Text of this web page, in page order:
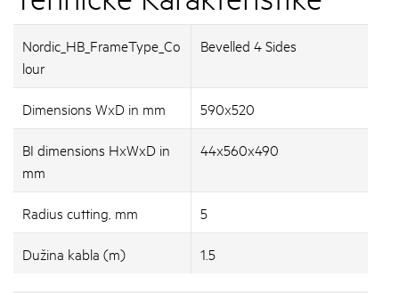
Nordic_HB_FrameType_Co
lour
Bevelled 4 Sides
Dimensions WxD in mm 590x520
BI dimensions HxWxD in
mm
44x560x490
Radius cutting, mm 5
Dužina kabla (m) 1.5